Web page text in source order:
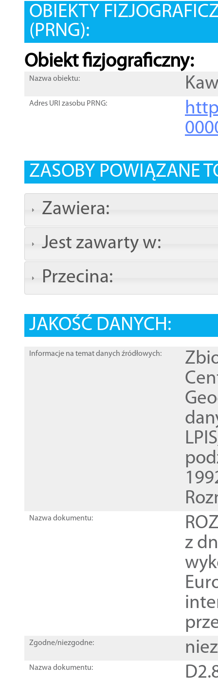
OBIEKTY
(PRNG):
Obiekt fizjograficzny:
Nazwa obiektu:
Adres URI zasobu PRNG:
ZASOBY POWIĄZANE
Zawiera:
Jest zawarty w:
Przecina:
JAKOŚĆ DANYCH:
Informacje na temat danych źródłowych:
Nazwa dokumentu:
z
Zgodne/niezgodne:
Nazwa dokumentu: